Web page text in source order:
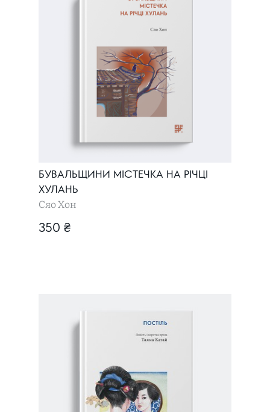
БУВАЛЬЩИНИ МІСТЕЧКА НА РІЧЦІ
ХУЛАНЬ
Сяо Хон
350 ₴